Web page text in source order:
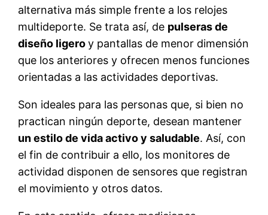
alternativa más simple frente a los relojes
multideporte. Se trata así, de pulseras de
diseño ligeroy pantallas de menor dimensión
que los anteriores y ofrecen menos funciones
orientadas a las actividades deportivas.
Son ideales para las personas que, si bien no
practican ningún deporte, desean mantener
un estilo de vida activo y saludable. Así, con
el fin de contribuir a ello, los monitores de
actividad disponen de sensores que registran
el movimiento y otros datos.